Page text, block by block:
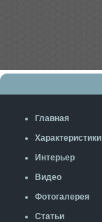
Главная
Характеристики
Интерьер
Видео
Фотогалерея
Статьи